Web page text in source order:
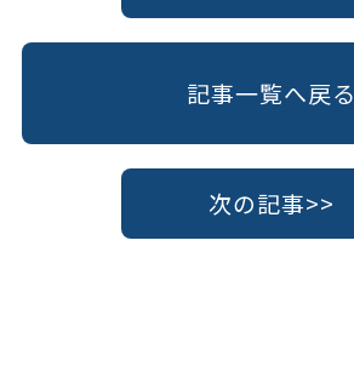
次の記事>>
記事一覧へ戻る